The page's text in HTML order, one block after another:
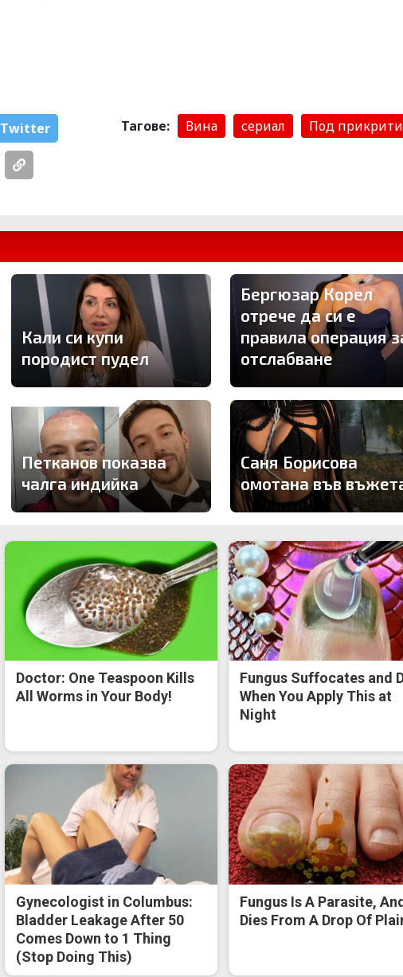
Тwitter Тагове: Вина сериал Под
Кали си купи
породист пудел
Бергюзар Корел
отрече да си е
правила операция
отслабване
Петканов показва
чалга индийка
Саня Борисова
омотана във
Doctor: One Teaspoon Kills
All Worms in Your Body!
Fungus Suffocates and
When You Apply This at
Night
Gynecologist in Columbus:
Bladder Leakage After 50
Comes Down to 1 Thing
(Stop Doing This)
Fungus Is A Parasite,
Dies From A Drop Of